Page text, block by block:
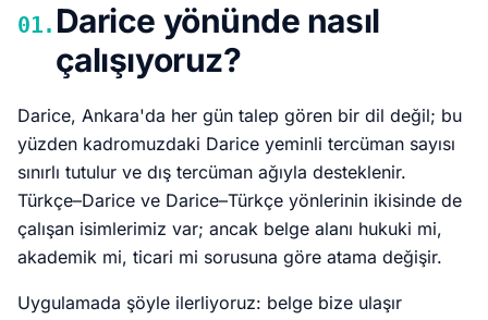
01. Darice yönünde nasıl
çalışıyoruz?
Darice, Ankara'da her gün talep gören bir dil değil; bu
yüzden kadromuzdaki Darice yeminli tercüman sayısı
sınırlı tutulur ve dış tercüman ağıyla desteklenir.
Türkçe–Darice ve Darice–Türkçe yönlerinin ikisinde de
çalışan isimlerimiz var; ancak belge alanı hukuki mi,
akademik mi, ticari mi sorusuna göre atama değişir.
Uygulamada şöyle ilerliyoruz: belge bize ulaşır